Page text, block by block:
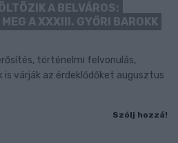
A BELVÁROS:
A XXXIII. GYŐRI BAROKK
történelmi felvonulás,
várják az érdeklődőket augusztus
Szólj hozzá!